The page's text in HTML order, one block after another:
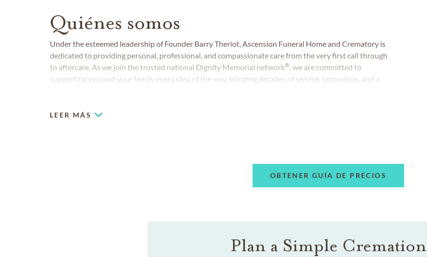
Quiénes somos
Under the esteemed leadership of Founder Barry Theriot, Ascension Funeral Home and Crematory is
dedicated to providing personal, professional, and compassionate care from the very first call through
to aftercare. As we join the trusted national Dignity Memorial network®, we are committed to
supporting you and your family every step of the way, bringing decades of service, innovation, and a
LEER MÁS
OBTENER GUÍA DE PRECIOS
Plan a Simple Cremation